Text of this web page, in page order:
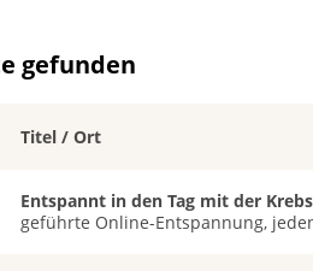
gefunden
Titel / Ort
Entspannt in den Tag mit der
geführte Online-Entspannung,